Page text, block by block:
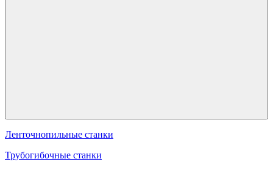
Ленточнопильные станки
Трубогибочные станки